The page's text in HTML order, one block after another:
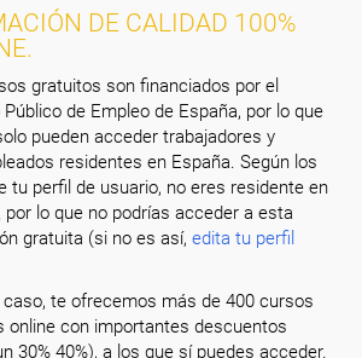
DE CALIDAD 100%
gratuitos son financiados por el
Público de Empleo de España, por lo que
pueden acceder trabajadores y
residentes en España. Según los
tu perfil de usuario, no eres residente en
por lo que no podrías acceder a esta
gratuita (si no es así,edita tu perfil
caso, te ofrecemos más de 400 cursos
online con importantes descuentos
30% 40%), a los que sí puedes acceder.